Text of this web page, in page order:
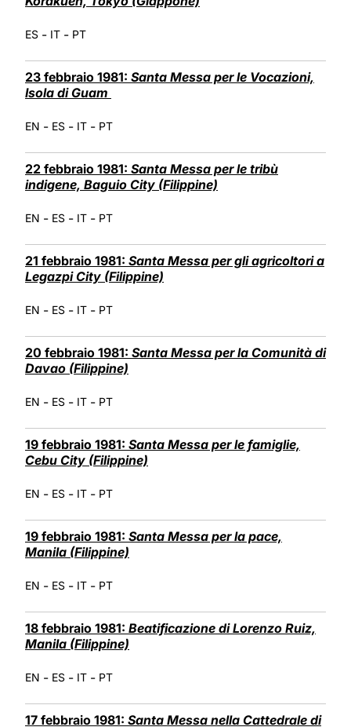
ES - IT - PT
23 febbraio 1981: Santa Messa per le Vocazioni,
Isola di Guam
EN - ES - IT - PT
22 febbraio 1981: Santa Messa per le tribù
indigene, Baguio City (Filippine)
EN - ES - IT - PT
21 febbraio 1981: Santa Messa per gli agricoltori a
Legazpi City (Filippine)
EN - ES - IT - PT
20 febbraio 1981: Santa Messa per la Comunità di
Davao (Filippine)
EN - ES - IT - PT
19 febbraio 1981: Santa Messa per le famiglie,
Cebu City (Filippine)
EN - ES - IT - PT
19 febbraio 1981: Santa Messa per la pace,
Manila (Filippine)
EN - ES - IT - PT
18 febbraio 1981: Beatificazione di Lorenzo Ruiz,
Manila (Filippine)
EN - ES - IT - PT
17 febbraio 1981: Santa Messa nella Cattedrale di